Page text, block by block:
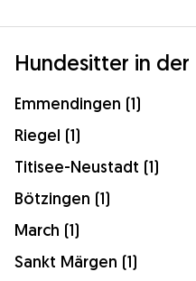
Hundesitter in
Emmendingen (1)
Riegel (1)
Titisee-Neustadt (1)
Bötzingen (1)
March (1)
Sankt Märgen (1)